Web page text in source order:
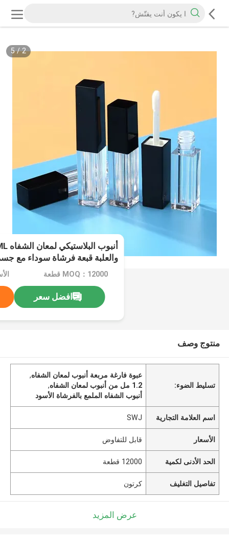
2
/
5
والعلبة قبعة فرشاة سوداء مع
MOQ：12000 قطعة
افضل سعر
منتوج وصف
تسليط الضوء:
عبوة فارغة مربعة أنبوب لمعان الشفاه,
1.2 مل من أنبوب لمعان الشفاه
,
أنبوب الشفاه الملمع بالفرشاة الأسود
اسم العلامة التجارية SWJ
الأسعار قابل للتفاوض
الحد الأدنى لكمية 12000 قطعة
تفاصيل التغليف كرتون
عرض المزيد